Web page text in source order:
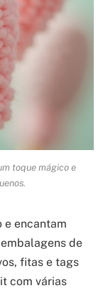
toque mágico e
e encantam
de
fitas e tags
com várias